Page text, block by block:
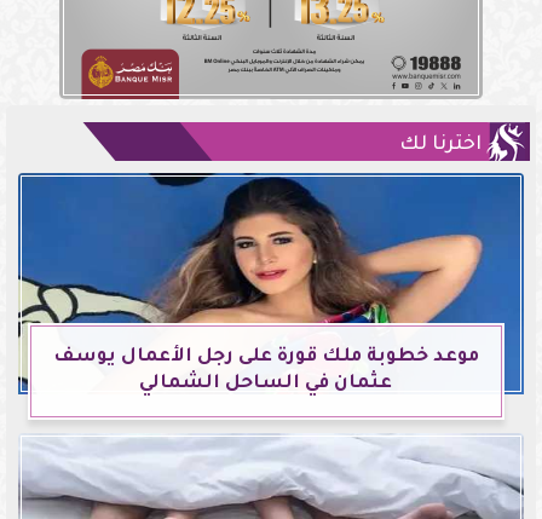
اخترنا لك
موعد خطوبة ملك قورة على رجل الأعمال يوسف
عثمان في الساحل الشمالي